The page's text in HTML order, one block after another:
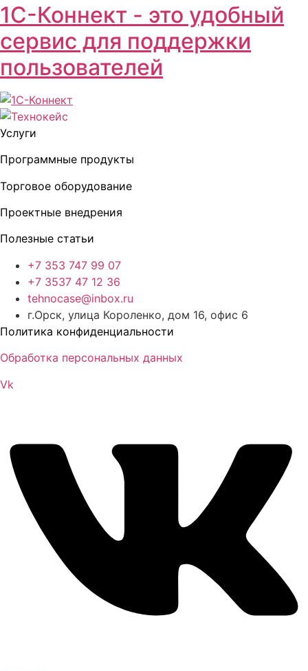
1С-Коннект - это удобный
сервис для поддержки
пользователей
Услуги
Программные продукты
Торговое оборудование
Проектные внедрения
Полезные статьи
+7 353 747 99 07
+7 3537 47 12 36
tehnocase@inbox.ru
г.Орск, улица Короленко, дом 16, офис 6
Политика конфиденциальности
Обработка персональных данных
Vk